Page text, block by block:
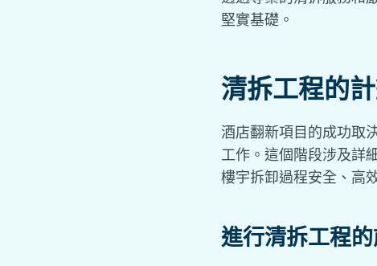
堅實基礎。
清拆工程的
酒店翻新項目的成功取
工作。這個階段涉及詳
樓宇拆卸過程安全、高
進行清拆工程